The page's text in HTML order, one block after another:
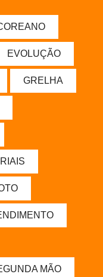
EVOLUÇÃO
GRELHA
MÃO